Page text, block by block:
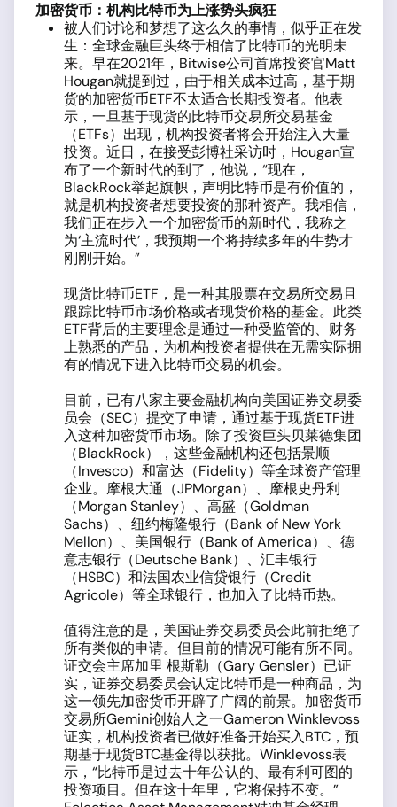
加密货币：机构比特币为上涨势头疯狂
被人们讨论和梦想了这么久的事情，似乎正在发
生：全球金融巨头终于相信了比特币的光明未
来。早在2021年，Bitwise公司首席投资官Matt
Hougan就提到过，由于相关成本过高，基于期
货的加密货币ETF不太适合长期投资者。他表
示，一旦基于现货的比特币交易所交易基金
（ETFs）出现，机构投资者将会开始注入大量
投资。近日，在接受彭博社采访时，Hougan宣
布了一个新时代的到了，他说，“现在，
BlackRock举起旗帜，声明比特币是有价值的，
就是机构投资者想要投资的那种资产。我相信，
我们正在步入一个加密货币的新时代，我称之
为‘主流时代’，我预期一个将持续多年的牛势才
刚刚开始。”
现货比特币ETF，是一种其股票在交易所交易且
跟踪比特币市场价格或者现货价格的基金。此类
ETF背后的主要理念是通过一种受监管的、财务
上熟悉的产品，为机构投资者提供在无需实际拥
有的情况下进入比特币交易的机会。
目前，已有八家主要金融机构向美国证券交易委
员会（SEC）提交了申请，通过基于现货ETF进
入这种加密货币市场。除了投资巨头贝莱德集团
（BlackRock），这些金融机构还包括景顺
（Invesco）和富达（Fidelity）等全球资产管理
企业。摩根大通（JPMorgan）、摩根史丹利
（Morgan Stanley）、高盛（Goldman
Sachs）、纽约梅隆银行（Bank of New York
Mellon）、美国银行（Bank of America）、德
意志银行（Deutsche Bank）、汇丰银行
（HSBC）和法国农业信贷银行（Credit
Agricole）等全球银行，也加入了比特币热。
值得注意的是，美国证券交易委员会此前拒绝了
所有类似的申请。但目前的情况可能有所不同。
证交会主席加里 根斯勒（Gary Gensler）已证
实，证券交易委员会认定比特币是一种商品，为
这一领先加密货币开辟了广阔的前景。加密货币
交易所Gemini创始人之一Gameron Winklevoss
证实，机构投资者已做好准备开始买入BTC，预
期基于现货BTC基金得以获批。Winklevoss表
示，“比特币是过去十年公认的、最有利可图的
投资项目。但在这十年里，它将保持不变。”